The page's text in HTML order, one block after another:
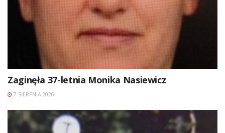
Zaginęła 37-letnia Monika Nasiewicz
7 SIERPNIA 2026